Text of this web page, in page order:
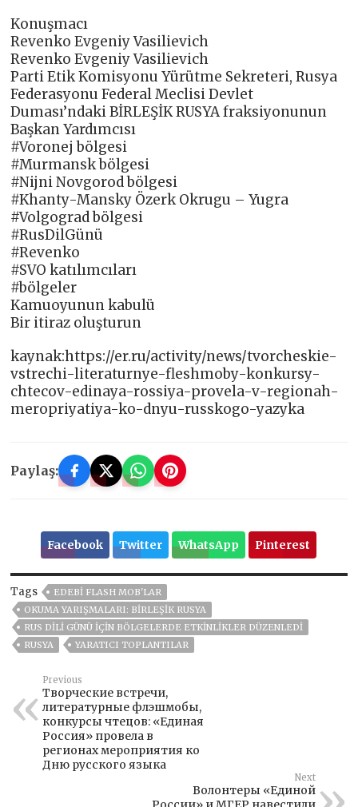
Konuşmacı
Revenko Evgeniy Vasilievich
Revenko Evgeniy Vasilievich
Parti Etik Komisyonu Yürütme Sekreteri, Rusya
Federasyonu Federal Meclisi Devlet
Duması’ndaki BİRLEŞİK RUSYA fraksiyonunun
Başkan Yardımcısı
#Voronej bölgesi
#Murmansk bölgesi
#Nijni Novgorod bölgesi
#Khanty-Mansky Özerk Okrugu – Yugra
#Volgograd bölgesi
#RusDilGünü
#Revenko
#SVO katılımcıları
#bölgeler
Kamuoyunun kabulü
Bir itiraz oluşturun
kaynak:https://er.ru/activity/news/tvorcheskie-
vstrechi-literaturnye-fleshmoby-konkursy-
chtecov-edinaya-rossiya-provela-v-regionah-
meropriyatiya-ko-dnyu-russkogo-yazyka
Paylaş:
Facebook Twitter WhatsApp Pinterest
Tags
EDEBI FLASH MOB'LAR
OKUMA YARIŞMALARI: BIRLEŞIK RUSYA
RUS DILI GÜNÜ IÇIN BÖLGELERDE ETKINLIKLER DÜZENLEDI
RUSYA
YARATICI TOPLANTILAR
Previous
Творческие встречи,
литературные флэшмобы,
конкурсы чтецов: «Единая
Россия» провела в
регионах мероприятия ко
Дню русского языка
Next
Волонтеры «Единой